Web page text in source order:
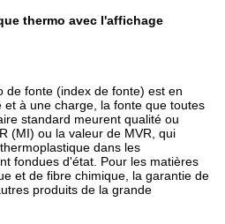
thermo avec l'affichage
de fonte (index de fonte) est en
à une charge, la fonte que toutes
standard meurent qualité ou
(MI) ou la valeur de MVR, qui
dans les
fondues d'état. Pour les matières
et de fibre chimique, la garantie de
produits de la grande